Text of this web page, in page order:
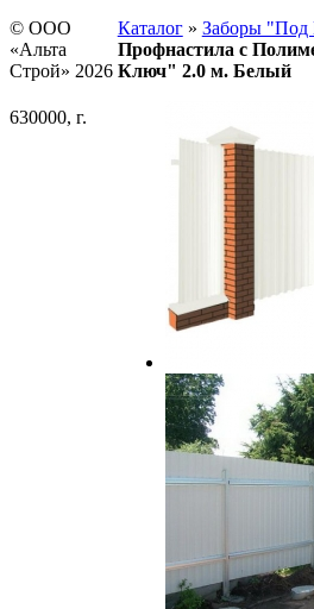
Каталог» Заборы
Профнастила с
Ключ" 2.0 м. Белый
© ООО
«Альта
Строй» 2026
630000, г.